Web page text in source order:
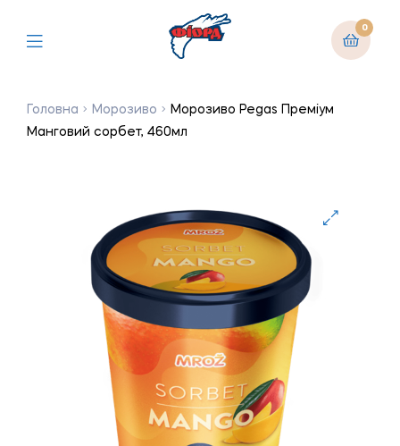
0
Головна Морозиво
Морозиво Pegas Преміум
Манговий сорбет, 460мл